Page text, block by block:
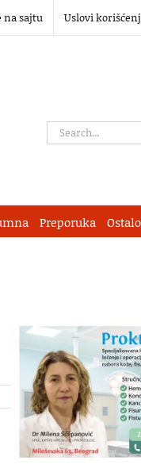
na sajtu Uslovi
Search
Preporuka Ostalo